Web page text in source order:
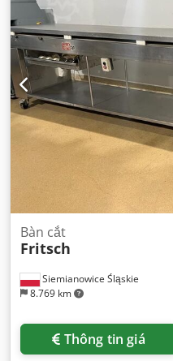
Siemianowice Śląskie
8.769 km
Bàn cắt
Fritsch
Thông tin giá